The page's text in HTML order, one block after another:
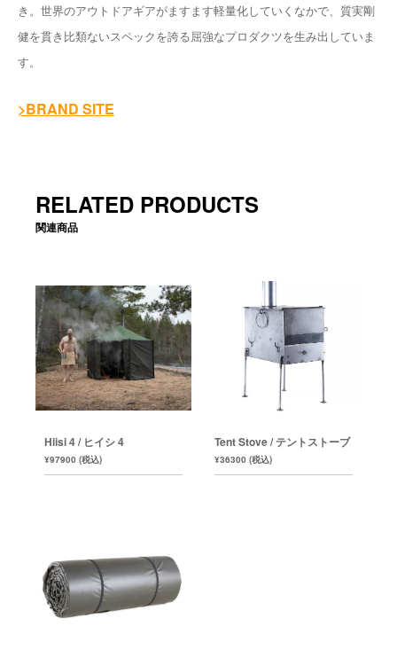
き。世界のアウトドアギアがますます軽量化していくなかで、質実剛
健を貫き比類ないスペックを誇る屈強なプロダクツを生み出していま
す。
>BRAND SITE
RELATED PRODUCTS
関連商品
Hiisi 4 / ヒイシ 4
¥97900 (税込)
Tent Stove / テントストーブ
¥36300 (税込)